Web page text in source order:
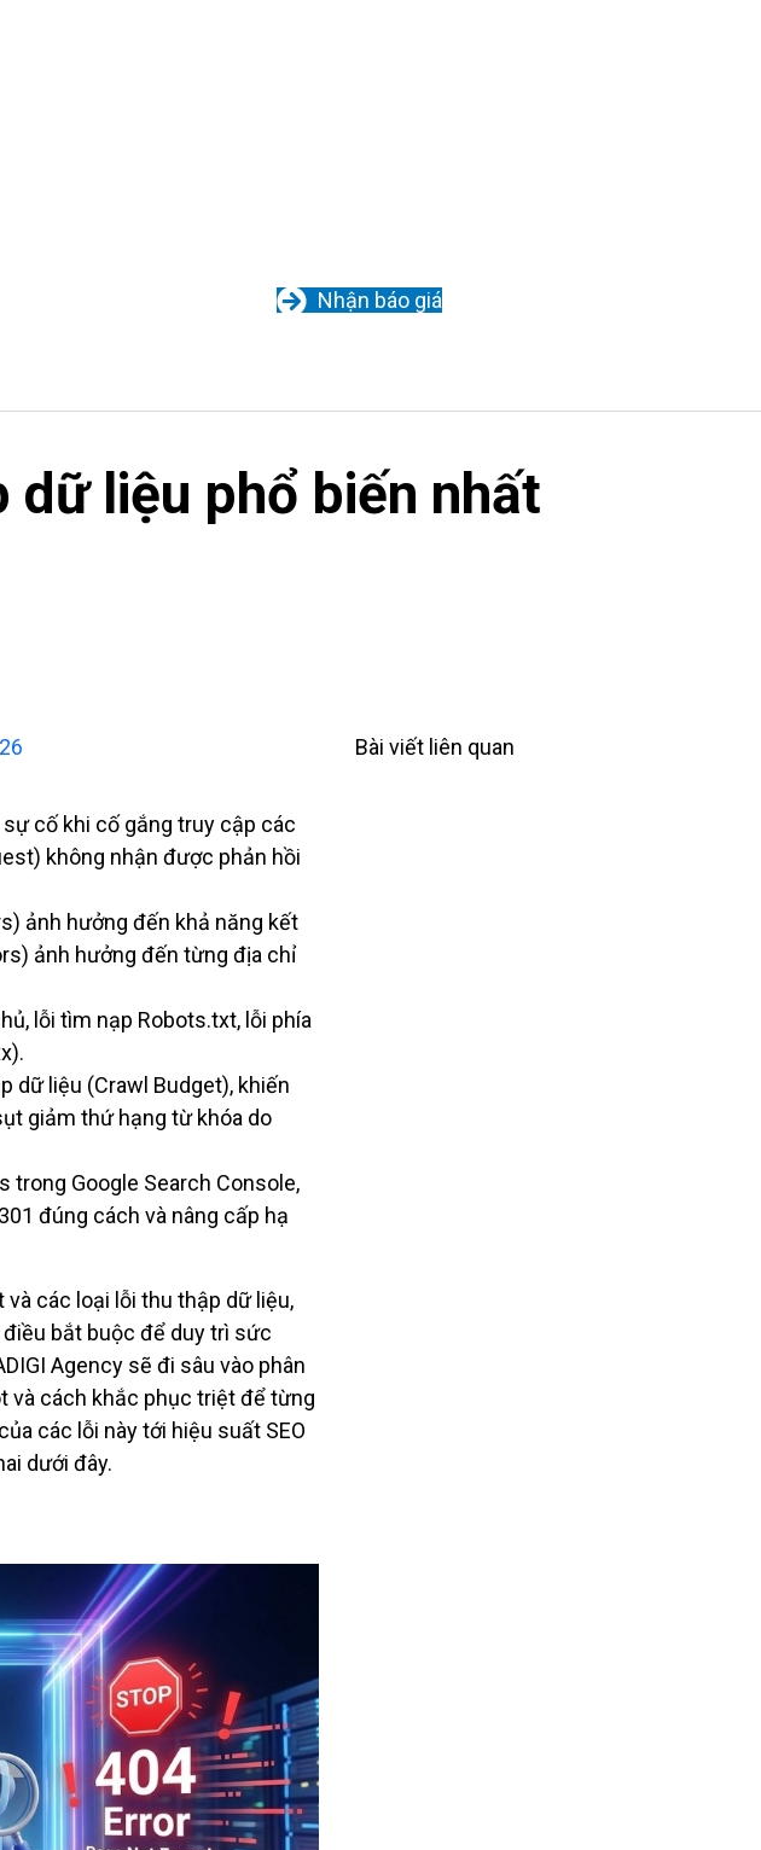
Nhận báo giá
dữ liệu phổ biến nhất
cố khi cố gắng truy cập các
không nhận được phản hồi
ảnh hưởng đến khả năng kết
ảnh hưởng đến từng địa chỉ
lỗi tìm nạp Robots.txt, lỗi phía
dữ liệu (Crawl Budget), khiến
giảm thứ hạng từ khóa do
trong Google Search Console,
đúng cách và nâng cấp hạ
các loại lỗi thu thập dữ liệu,
bắt buộc để duy trì sức
Agency sẽ đi sâu vào phân
và cách khắc phục triệt để từng
các lỗi này tới hiệu suất SEO
dưới đây.
Bài viết liên quan